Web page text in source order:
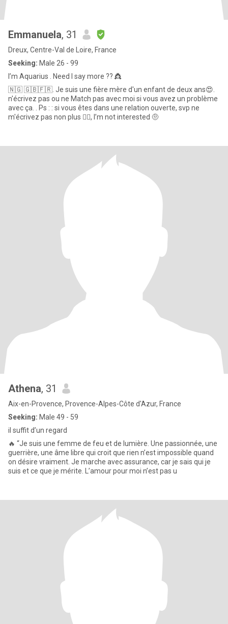
Emmanuela, 31
Dreux, Centre-Val de Loire, France
Seeking: Male 26 - 99
I’m Aquarius . Need I say more ?? 👸
🇳🇬 🇬🇧🇫🇷. Je suis une fière mère d'un enfant de deux ans😍.
n'écrivez pas ou ne Match pas avec moi si vous avez un problème
avec ça. . Ps : : si vous êtes dans une relation ouverte, svp ne
m'écrivez pas non plus ✌🏽, I’m not interested 🤨
Athena, 31
Aix-en-Provence, Provence-Alpes-Côte d'Azur, France
Seeking: Male 49 - 59
il suffit d’un regard
🔥 “Je suis une femme de feu et de lumière. Une passionnée, une
guerrière, une âme libre qui croit que rien n’est impossible quand
on désire vraiment. Je marche avec assurance, car je sais qui je
suis et ce que je mérite. L’amour pour moi n’est pas u